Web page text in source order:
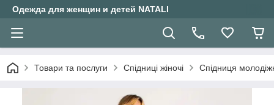
Одежда для женщин и детей NATALI
Товари та послуги Спідниці жіночі Спідниця